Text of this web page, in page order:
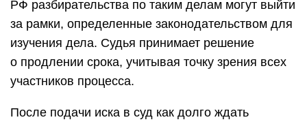
РФ разбирательства по таким делам могут выйти
за рамки, определенные законодательством для
изучения дела. Судья принимает решение
о продлении срока, учитывая точку зрения всех
участников процесса.
После подачи иска в суд как долго ждать